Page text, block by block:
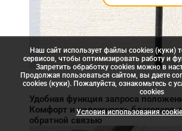
Удобная функция запроса
Комфорт и надежность благодаря
обратной связью
Наш сайт использует файлы cookies (куки)
сервисов, чтобы оптимизировать работу и
Запретить обработку cookies можно в
Продолжая пользоваться сайтом, вы даете
cookies (куки). Пожалуйста, ознакомьтесь с
сookies
Условия использования cookie